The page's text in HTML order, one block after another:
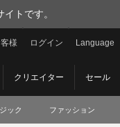
トです。
Language
ログイン
様
セール
クリエイター
ック ファッション